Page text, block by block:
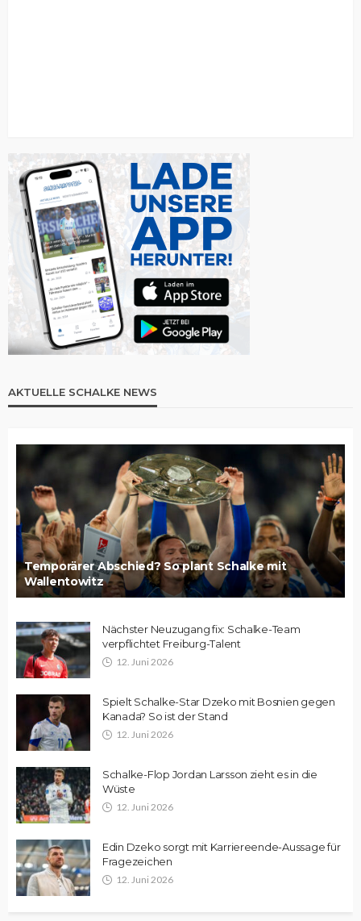
AKTUELLE SCHALKE NEWS
Temporärer Abschied? So plant Schalke mit
Wallentowitz
Nächster Neuzugang fix: Schalke-Team
verpflichtet Freiburg-Talent
12. Juni 2026
Spielt Schalke-Star Dzeko mit Bosnien gegen
Kanada? So ist der Stand
12. Juni 2026
Schalke-Flop Jordan Larsson zieht es in die
Wüste
12. Juni 2026
Edin Dzeko sorgt mit Karriereende-Aussage für
Fragezeichen
12. Juni 2026